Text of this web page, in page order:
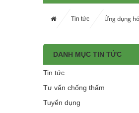
Tin tức Ứng dụng
DANH MỤC TIN TỨC
Tin tức
Tư vấn chống thấm
Tuyển dụng